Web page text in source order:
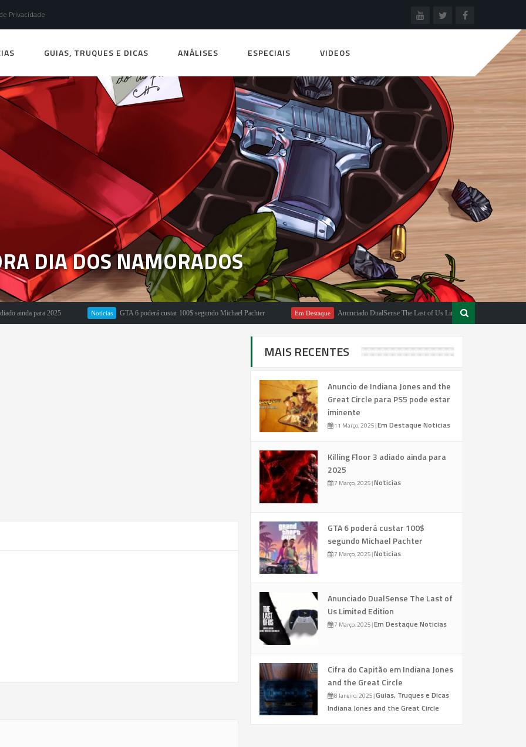
Privacidade
GUIAS, TRUQUES E DICAS ANÁLISES ESPECIAIS VIDEOS
DIA DOS NAMORADOS
para 2025 GTA 6 poderá custar 100$ segundo Michael Pachter Em Destaque Anunciado DualSense The Last of Us Limited Edition
MAIS RECENTES
Anuncio de Indiana Jones and the
Great Circle para PS5 pode estar
iminente
11 Março, 2025|Em Destaque Noticias
Killing Floor 3 adiado ainda para
2025
7 Março, 2025|Noticias
GTA 6 poderá custar 100$
segundo Michael Pachter
7 Março, 2025|Noticias
Anunciado DualSense The Last of
Us Limited Edition
7 Março, 2025|Em Destaque Noticias
Cifra do Capitão em Indiana Jones
and the Great Circle
8 Janeiro, 2025|Guias, Truques e Dicas
Indiana Jones and the Great Circle